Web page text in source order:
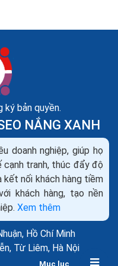
Mục lục
tại Việt Nam
và công ty nghiên
là Facebook và
phổ biến tại Việt Nam.
bản quyền.
NẮNG XANH
doanh nghiệp, giúp họ
cạnh tranh, thúc đẩy độ
kết nối khách hàng tiềm
khách hàng, tạo nền
Xem thêm
Hồ Chí Minh
Từ Liêm, Hà Nội